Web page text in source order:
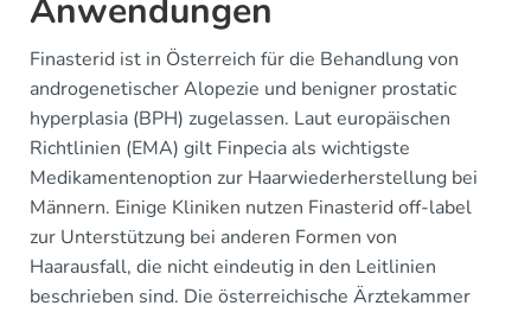
Anwendungen
Finasterid ist in Österreich für die Behandlung von
androgenetischer Alopezie und benigner prostatic
hyperplasia (BPH) zugelassen. Laut europäischen
Richtlinien (EMA) gilt Finpecia als wichtigste
Medikamentenoption zur Haarwiederherstellung bei
Männern. Einige Kliniken nutzen Finasterid off-label
zur Unterstützung bei anderen Formen von
Haarausfall, die nicht eindeutig in den Leitlinien
beschrieben sind. Die österreichische Ärztekammer